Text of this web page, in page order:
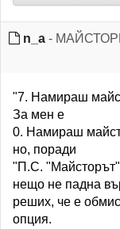
n_a -
"7. Намираш
За мен е
0. Намираш
но, поради
"П.С. "Майсторът"
нещо не падна
реших, че е
опция.